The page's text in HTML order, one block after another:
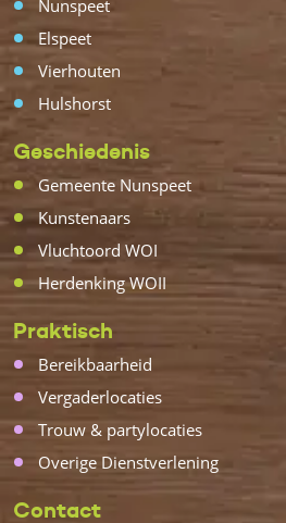
Nunspeet
Elspeet
Vierhouten
Hulshorst
Geschiedenis
Gemeente Nunspeet
Kunstenaars
Vluchtoord WOI
Herdenking WOII
Praktisch
Bereikbaarheid
Vergaderlocaties
Trouw & partylocaties
Overige Dienstverlening
Contact